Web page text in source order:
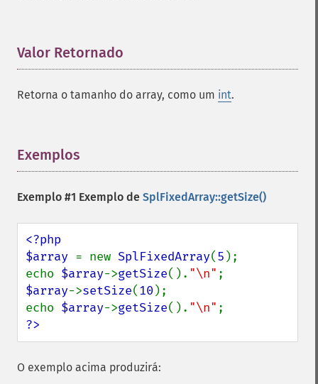
Valor Retornado
Retorna o tamanho do array, como um int.
Exemplos
Exemplo #1 Exemplo de SplFixedArray::getSize()
<?php
$array = new SplFixedArray(5 );
echo $array->getSize(). "\n"
$array->setSize(10 );
echo $array->getSize(). "\n"
?>
O exemplo acima produzirá: